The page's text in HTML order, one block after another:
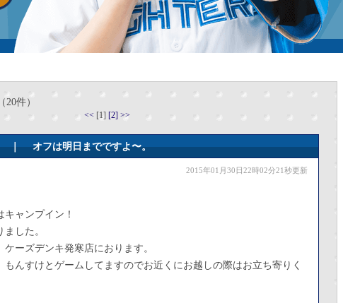
件）
<< [1] [2] >>
） ｜オフは明日までですよ〜。
2015年01月30日22時02分21秒更新
ャンプイン！
した。
ーズデンキ発寒店におります。
もんすけとゲームしてますのでお近くにお越しの際はお立ち寄りく